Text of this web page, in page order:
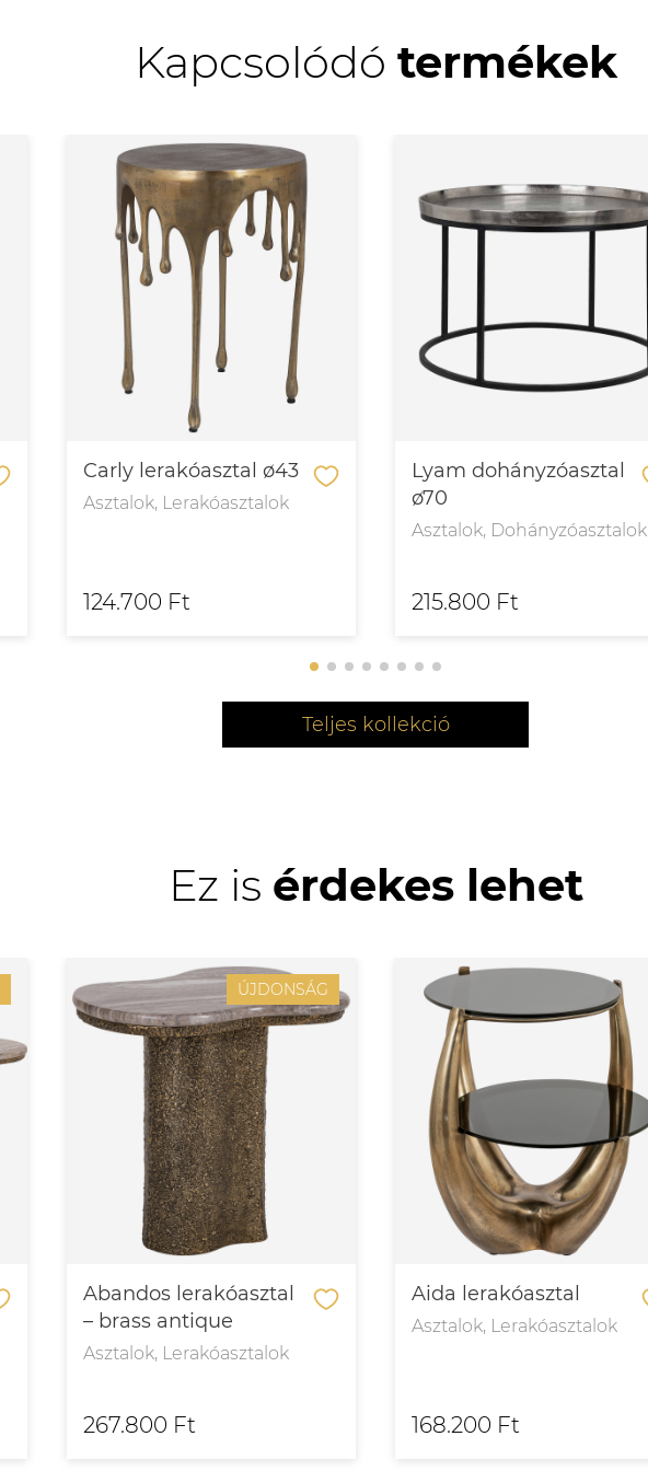
Kapcsolódó termékek
Carly lerakóasztal ø43
Asztalok, Lerakóasztalok
124.700 Ft
Lyam dohányzóasztal
ø70
Asztalok, Dohányzóasztalok
215.800 Ft
Teljes kollekció
Ez is érdekes lehet
ÚJDONSÁG
Abandos lerakóasztal
– brass antique
Asztalok, Lerakóasztalok
267.800 Ft
Aida lerakóasztal
Asztalok, Lerakóasztalok
168.200 Ft